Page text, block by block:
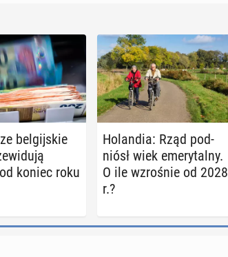
bel­gij­skie
koniec roku
Ho­lan­dia: Rząd pod­
niósł wiek eme­ry­tal­ny.
O ile wzro­śnie od 2028
r.?